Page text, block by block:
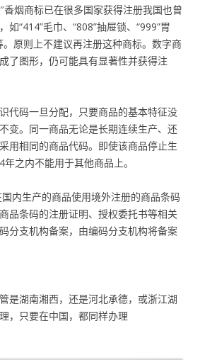
香烟商标已在很多国家获得注册我国也曾
如“414”毛巾、“808”抽屉锁、“999”胃
。原则上不建议再注册这种商标。数字商
了图形，仍可能具有显著性并获得注
代码一旦分配，只要商品的基本特征没
变。同一商品无论是长期连续生产、还
用相同的商品代码。即使该商品停止生
之内不能用于其他商品上。
内生产的商品使用境外注册的商品条码
品条码的注册证明、授权委托书等相关
分支机构备案，由编码分支机构将备案
是湖南湘西，还是河北承德，或浙江湖
，只要在中国，都同样办理